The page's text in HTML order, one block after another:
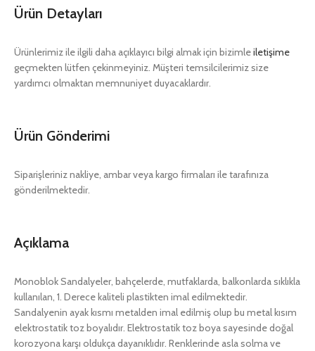
Ürün Detayları
Ürünlerimiz ile ilgili daha açıklayıcı bilgi almak için bizimleiletişime
geçmekten lütfen çekinmeyiniz. Müşteri temsilcilerimiz size
yardımcı olmaktan memnuniyet duyacaklardır.
Ürün Gönderimi
Siparişleriniz nakliye, ambar veya kargo firmaları ile tarafınıza
gönderilmektedir.
Açıklama
Monoblok Sandalyeler, bahçelerde, mutfaklarda, balkonlarda sıklıkla
kullanılan, 1. Derece kaliteli plastikten imal edilmektedir.
Sandalyenin ayak kısmı metalden imal edilmiş olup bu metal kısım
elektrostatik toz boyalıdır. Elektrostatik toz boya sayesinde doğal
korozyona karşı oldukça dayanıklıdır. Renklerinde asla solma ve